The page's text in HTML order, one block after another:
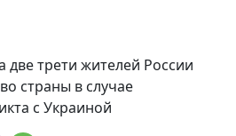
трети жителей России
страны в случае
с Украиной